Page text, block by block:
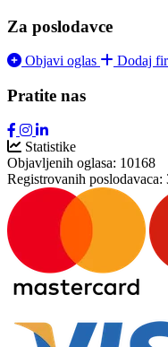
Za poslodavce
Objavi oglas Dodaj
Pratite nas
Statistike
Objavljenih oglasa: 10168
Registrovanih poslodavaca: